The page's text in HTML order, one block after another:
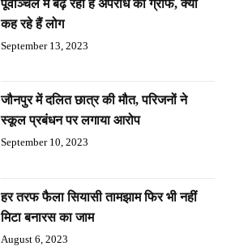
पूर्वाञ्चल में बढ़ रहा है अपराध का ग्राफ, क्या
कह रहे हैं लोग
September 13, 2023
जौनपुर में दलित छात्र की मौत, परिजनों ने
स्कूल प्रबंधन पर लगाया आरोप
September 10, 2023
हर तरफ फैला सियासी तामझाम फिर भी नहीं
मिटा बनारस का जाम
August 6, 2023